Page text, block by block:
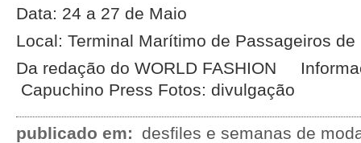
Data: 24 a 27 de Maio
Local: Terminal Marítimo de Passageiros de
Da redação do WORLD FASHION
Capuchino Press Fotos: divulgação
publicado em:
desfiles e semanas de